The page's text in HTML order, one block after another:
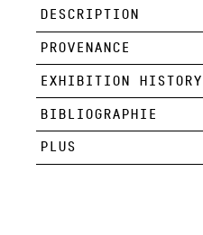
DESCRIPTION
PROVENANCE
EXHIBITION HISTORY
BIBLIOGRAPHIE
PLUS